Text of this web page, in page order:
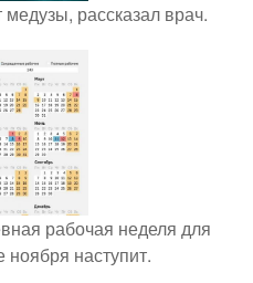
рассказал врач.
рабочая неделя для
ноября наступит.